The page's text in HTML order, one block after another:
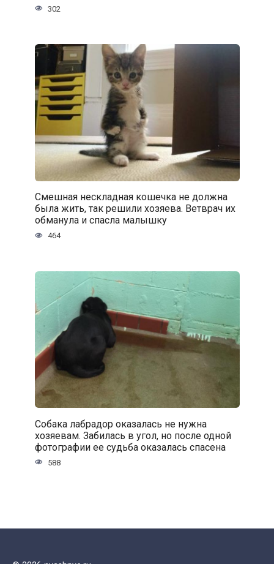
302
Смешная нескладная кошечка не должна
была жить, так решили хозяева. Ветврач их
обманула и спасла малышку
464
Собака лабрадор оказалась не нужна
хозяевам. Забилась в угол, но после одной
фотографии ее судьба оказалась спасена
588